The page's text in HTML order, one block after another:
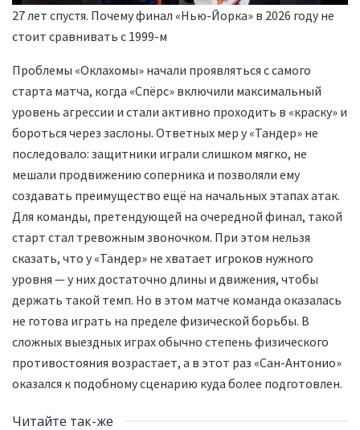
27 лет спустя. Почему финал «Нью-Йорка» в 2026 году не
стоит сравнивать с 1999-м
Проблемы «Оклахомы» начали проявляться с самого
старта матча, когда «Спёрс» включили максимальный
уровень агрессии и стали активно проходить в «краску» и
бороться через заслоны. Ответных мер у «Тандер» не
последовало: защитники играли слишком мягко, не
мешали продвижению соперника и позволяли ему
создавать преимущество ещё на начальных этапах атак.
Для команды, претендующей на очередной финал, такой
старт стал тревожным звоночком. При этом нельзя
сказать, что у «Тандер» не хватает игроков нужного
уровня — у них достаточно длины и движения, чтобы
держать такой темп. Но в этом матче команда оказалась
не готова играть на пределе физической борьбы. В
сложных выездных играх обычно степень физического
противостояния возрастает, а в этот раз «Сан-Антонио»
оказался к подобному сценарию куда более подготовлен.
Читайте так-же